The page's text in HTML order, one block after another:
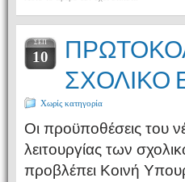
ΣΕΠ
10
ΣΧΟΛΙΚΟ
Χωρίς κατηγορία
Οι προϋποθέσεις του
λειτουργίας των
προβλέπει Κοινή